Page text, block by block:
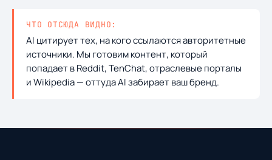
ЧТО ОТСЮДА ВИДНО:
AI цитирует тех, на кого ссылаются авторитетные
источники. Мы готовим контент, который
попадает в Reddit, TenChat, отраслевые порталы
и Wikipedia — оттуда AI забирает ваш бренд.